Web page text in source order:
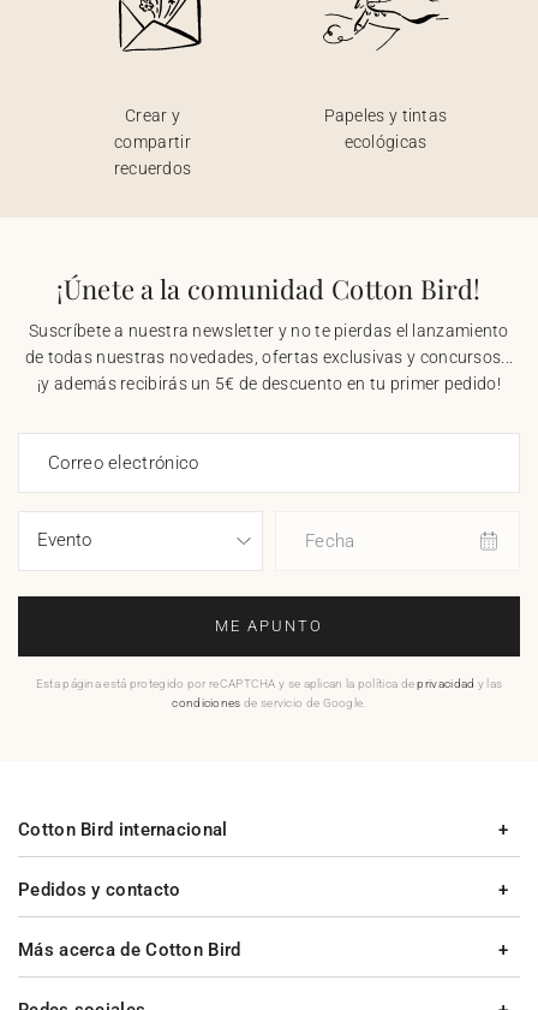
Crear y
compartir
recuerdos
Papeles y tintas
ecológicas
¡Únete a la comunidad Cotton Bird!
Suscríbete a nuestra newsletter y no te pierdas el lanzamiento
de todas nuestras novedades, ofertas exclusivas y concursos...
¡y además recibirás un 5€ de descuento en tu primer pedido!
Correo electrónico
Fecha
ME APUNTO
Esta página está protegido por reCAPTCHA y se aplican la política deprivacidad y las
condiciones de servicio de Google.
Pedidos y contacto
Más acerca de Cotton Bird
Cotton Bird internacional